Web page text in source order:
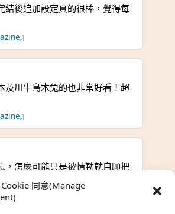
同意(Manage
結後追加設定真的很棒，覺得每
』
及川牛島木兔的也非常好看！超
』
，怎麼可能只是被情勒就自願把